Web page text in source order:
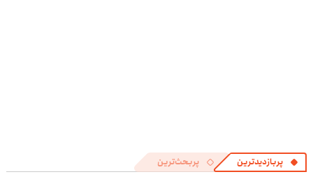
پربازدیدترین پربحث‌ترین